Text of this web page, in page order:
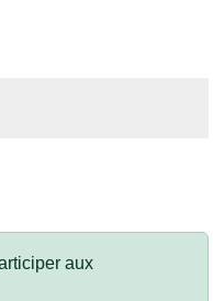
aux